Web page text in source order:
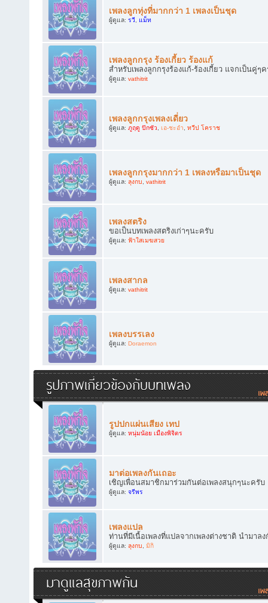
เพลงลูกทุ่งที่มากกว่า 1 เพลงเป็นชุด
ผู้ดูแล: รวี, แม็ท
เพลงลูกกรุง ร้องเกี้ยว ร้องแก้
สำหรับเพลงลูกกรุงร้องแก้-ร้องเกี้ยว แจกเป็นคู่ๆ
ผู้ดูแล: vathitrit
เพลงลูกกรุงเพลงเดี่ยว
ผู้ดูแล: ภูฤดู ปักซัว, เอ-ชะอำ, ทวีป โคราช
เพลงลูกกรุงมากกว่า 1 เพลงหรือมาเป็นชุด
ผู้ดูแล: ลุงกบ, vathitrit
เพลงสตริง
ขอเป็นบทเพลงสตริงเก่าๆนะครับ
ผู้ดูแล: ฟ้าใสเมฆสวย
เพลงสากล
ผู้ดูแล: vathitrit
เพลงบรรเลง
ผู้ดูแล: Doraemon
รูปภาพเกี่ยวข้องกับบทเพลง
รูปปกแผ่นเสียง เทป
ผู้ดูแล: หนุ่มน้อย เมืองพิจิตร
มาต่อเพลงกันเถอะ
เชิญเพื่อนสมาชิกมาร่วมกันต่อเพลงสนุกๆนะครับ
ผู้ดูแล: จรีพร
เพลงแปล
ท่านที่มีเนื้อเพลงที่แปลจากเพลงต่างชาติ นำมาล
ผู้ดูแล: ลุงกบ, มิกิ
มาดูแลสุขภาพกัน